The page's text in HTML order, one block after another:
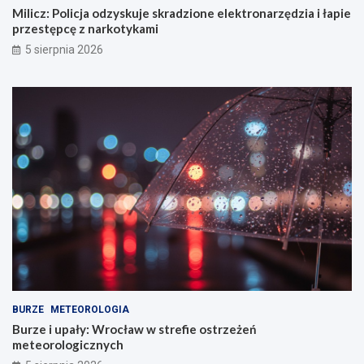
Milicz: Policja odzyskuje skradzione elektronarzędzia i łapie
przestępcę z narkotykami
5 sierpnia 2026
BURZE METEOROLOGIA
Burze i upały: Wrocław w strefie ostrzeżeń
meteorologicznych